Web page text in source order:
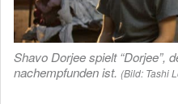
Shavo Dorjee spielt “Dorjee”,
nachempfunden ist. (Bild: Tashi